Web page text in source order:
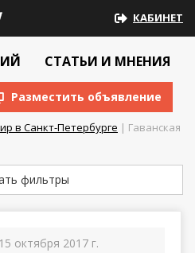
КАБИНЕТ
СТАТЬИ И МНЕНИЯ
Разместить объявление
в Санкт-Петербурге | Гаванская
фильтры
октября 2017 г.